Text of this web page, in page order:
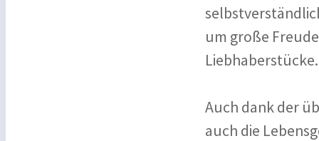
um große
Liebhaberstücke.
Auch dank der
auch die